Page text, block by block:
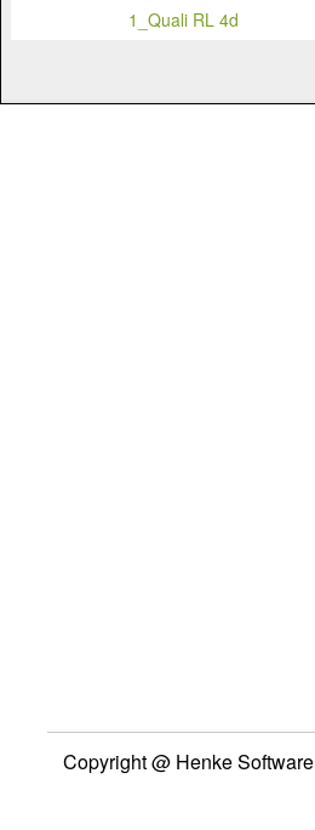
1_Quali RL 4d
Copyright @ Henke Software